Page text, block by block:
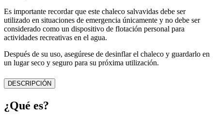
Es importante recordar que este chaleco salvavidas debe ser
utilizado en situaciones de emergencia únicamente y no debe ser
considerado como un dispositivo de flotación personal para
actividades recreativas en el agua.
Después de su uso, asegúrese de desinflar el chaleco y guardarlo en
un lugar seco y seguro para su próxima utilización.
DESCRIPCIÓN
¿Qué es?